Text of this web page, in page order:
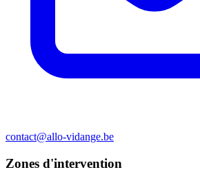
contact@allo-vidange.be
Zones d'intervention